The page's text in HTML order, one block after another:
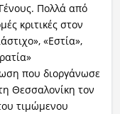
Πολλά από
κριτικές στον
«Εστία»,
που διοργάνωσε
Θεσσαλονίκη τον
τιμώμενου